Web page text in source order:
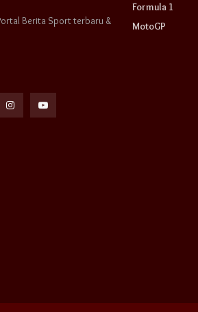
Berita Sport terbaru &
Formula 1
MotoGP